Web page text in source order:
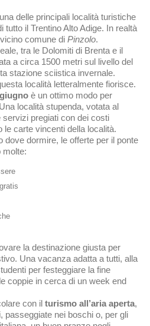
delle principali località turistiche
tutto il Trentino Alto Adige. In realtà
comune di Pinzolo.
tra le Dolomiti di Brenta e il
a circa 1500 metri sul livello del
stazione sciistica invernale.
località letteralmente fiorisce.
è un ottimo modo per
località stupenda, votata al
pregiati con dei costi
carte vincenti della località.
dove dormire, le offerte per il ponte
molte:
la destinazione giusta per
Una vacanza adatta a tutti, alla
per festeggiare la fine
coppie in cerca di un week end
con il turismo all’aria aperta,
passeggiate nei boschi o, per gli